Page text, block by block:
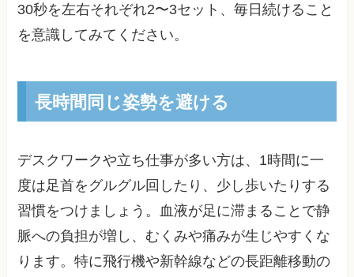
30秒を左右それぞれ2〜3セット、毎日続けること
を意識してみてください。
長時間同じ姿勢を避ける
デスクワークや立ち仕事が多い方は、1時間に一
度は足首をグルグル回したり、少し歩いたりする
習慣をつけましょう。血液が足に滞まることで静
脈への負担が増し、むくみや痛みが生じやすくな
ります。特に飛行機や新幹線などの長距離移動の